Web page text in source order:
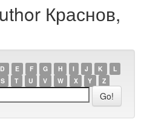
Краснов,
D E F G H I J K
L
S T U V W X Y Z